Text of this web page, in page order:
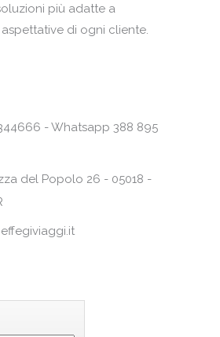
più adatte a
di ogni cliente.
- Whatsapp 388 895
del Popolo 26 - 05018 -